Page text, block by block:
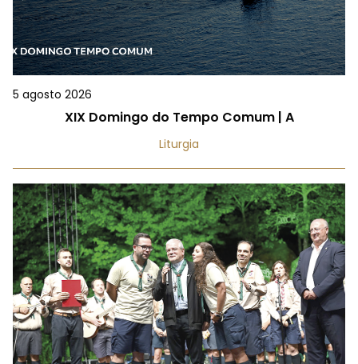
5 agosto 2026
XIX Domingo do Tempo Comum | A
Liturgia